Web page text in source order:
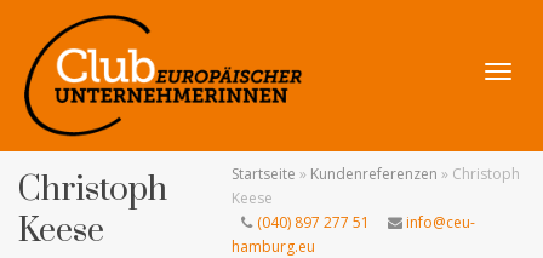
Christoph
Keese
Startseite » Kundenreferenzen » Christoph
Keese
(040) 897 277 51
info@ceu-
hamburg.eu